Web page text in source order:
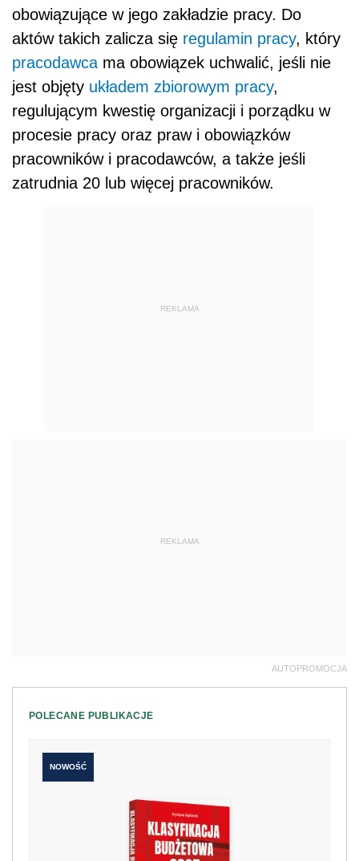
obowiązujące w jego zakładzie pracy. Do
aktów takich zalicza się regulamin pracy, który
pracodawca ma obowiązek uchwalić, jeśli nie
jest objęty układem zbiorowym pracy,
regulującym kwestię organizacji i porządku w
procesie pracy oraz praw i obowiązków
pracowników i pracodawców, a także jeśli
zatrudnia 20 lub więcej pracowników.
REKLAMA
REKLAMA
AUTOPROMOCJA
POLECANE PUBLIKACJE
NOWOŚĆ